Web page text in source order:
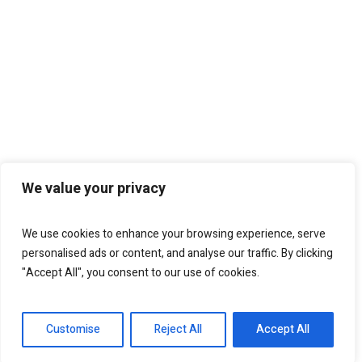
We value your privacy
We use cookies to enhance your browsing experience, serve
personalised ads or content, and analyse our traffic. By clicking
"Accept All", you consent to our use of cookies.
Customise Reject All Accept All